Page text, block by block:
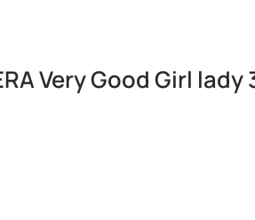
Very Good Girl lady